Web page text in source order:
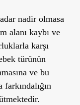
nadir olmasa
alanı kaybı ve
karşı
türünün
ve bu